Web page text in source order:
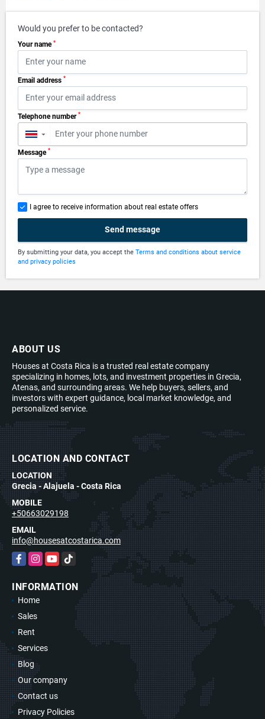
Would you prefer to be contacted?
Your name *
Email address *
Telephone number *
▼
Message *
I agree to receive information about real estate offers
Send message
By submitting your data, you accept the Terms and conditions about service
and privacy policies
ABOUT US
Houses at Costa Rica is a trusted real estate company
specializing in homes, lots, and investment properties in Grecia,
Atenas, and surrounding areas. We help buyers, sellers, and
investors with expert guidance, local market knowledge, and
personalized service.
LOCATION AND CONTACT
LOCATION
Grecia - Alajuela - Costa Rica
MOBILE
+50663029198
EMAIL
info@housesatcostarica.com
FacebookInstagram
YouTubeTikTok
INFORMATION
Home
Sales
Rent
Services
Blog
Our company
Contact us
Privacy Policies